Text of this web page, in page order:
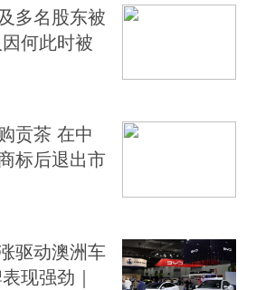
多名股东被
何此时被
贡茶 在中
标后退出市
驱动澳洲车
现强劲｜